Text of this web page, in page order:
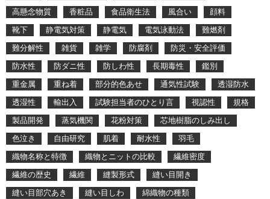
高懸念物質
香粧品 食品衛生法 風合い
顔料
靴下
静電気対策 静電気 電気泳動法
難燃剤
難分解性
雑貨 雑学 防腐剤
防災・安全評価
防水性
防ダニ性 防しわ性 長期毒性
鑑別
重金属
重ね着 部分的色あせ 通気性試験
透湿防水
透湿性
輸出入 試験担当者のひとり言 視認性
規格
製品開発
蒸気機関 花粉対策
芯地樹脂のしみ出し
色泣き
自由研究 肌着 耐水性
羽毛
織物名称と特徴
織物とニットの比較
繊維密度
繊維の歴史
繊維 縫製形式
縫い目開き
縫い目部穴あき
縫い目しわ
綿織物の種類